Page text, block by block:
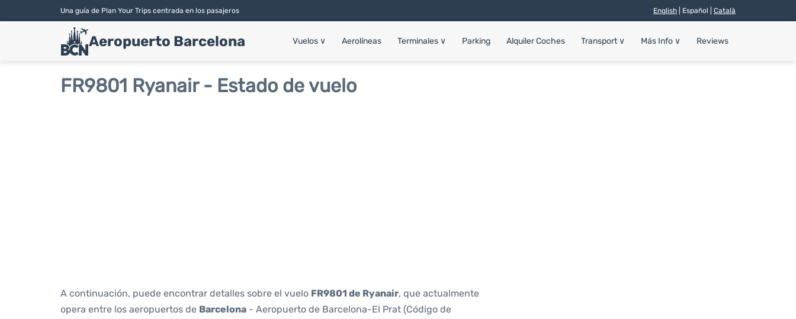
Una guía de Plan Your Trips centrada en los pasajeros English | Español | Català
Aeropuerto Barcelona Vuelos ∨ Aerolíneas Terminales ∨ Parking Alquiler Coches Transport ∨ Más Info ∨ Reviews
FR9801 Ryanair - Estado de vuelo
A continuación, puede encontrar detalles sobre el vuelo FR9801 de Ryanair, que actualmente
opera entre los aeropuertos de Barcelona - Aeropuerto de Barcelona-El Prat (Código de